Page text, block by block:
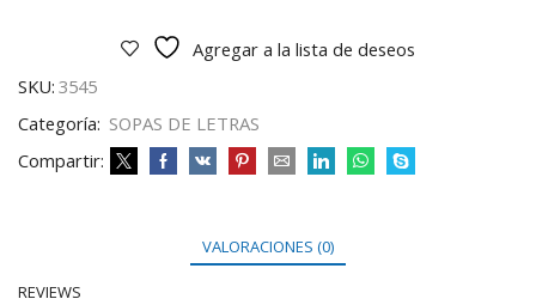
Agregar a la lista de deseos
SKU: 3545
Categoría: SOPAS DE LETRAS
Compartir:
VALORACIONES (0)
REVIEWS